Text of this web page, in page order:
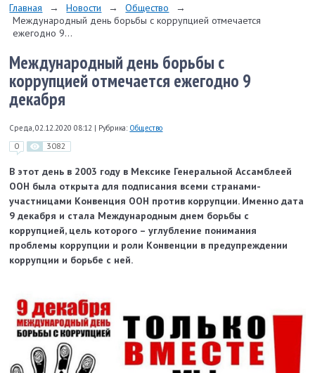
Главная → Новости → Общество
→
Международный день борьбы с коррупцией отмечается
ежегодно 9...
Международный день борьбы с
коррупцией отмечается ежегодно 9
декабря
Среда, 02.12.2020 08:12 | Рубрика: Общество
0 3082
В этот день в 2003 году в Мексике Генеральной Ассамблеей
ООН была открыта для подписания всеми странами-
участницами Конвенция ООН против коррупции. Именно дата
9 декабря и стала Международным днем борьбы с
коррупцией, цель которого – углубление понимания
проблемы коррупции и роли Конвенции в предупреждении
коррупции и борьбе с ней.